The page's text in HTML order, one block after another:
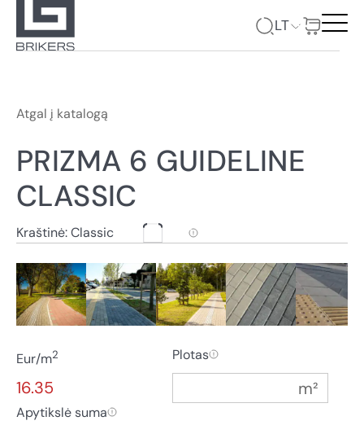
LT
Atgal į katalogą
PRIZMA 6 GUIDELINE
CLASSIC
Kraštinė: Classic
Eur/m2
16.35
Plotas
Apytikslė suma